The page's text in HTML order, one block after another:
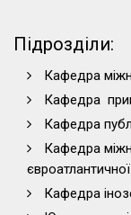
Підрозділи:
Кафедра
Кафедра
Кафедра
Кафедра
євроатлантичної
Кафедра